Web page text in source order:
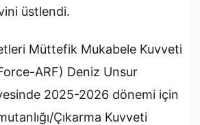
üstlendi.
Müttefik Mukabele Kuvveti
ARF) Deniz Unsur
2025-2026 dönemi için
Çıkarma Kuvveti